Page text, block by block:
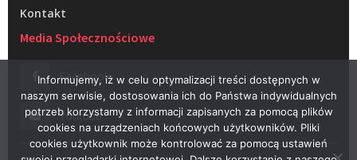
Kontakt
Media Społecznościowe
Facebook
Youtube
Informujemy, iż w celu optymalizacji treści dostępnych w
naszym serwisie, dostosowania ich do Państwa indywidualnych
potrzeb korzystamy z informacji zapisanych za pomocą plików
cookies na urządzeniach końcowych użytkowników. Pliki
cookies użytkownik może kontrolować za pomocą ustawień